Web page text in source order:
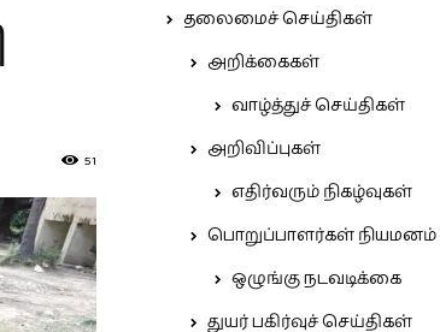
51
தலைமைச் செய்திகள்
அறிக்கைகள்
வாழ்த்துச் செய்திகள்
அறிவிப்புகள்
எதிர்வரும் நிகழ்வுகள்
பொறுப்பாளர்கள் நியமனம்
ஒழுங்கு நடவடிக்கை
துயர் பகிர்வுச் செய்திகள்